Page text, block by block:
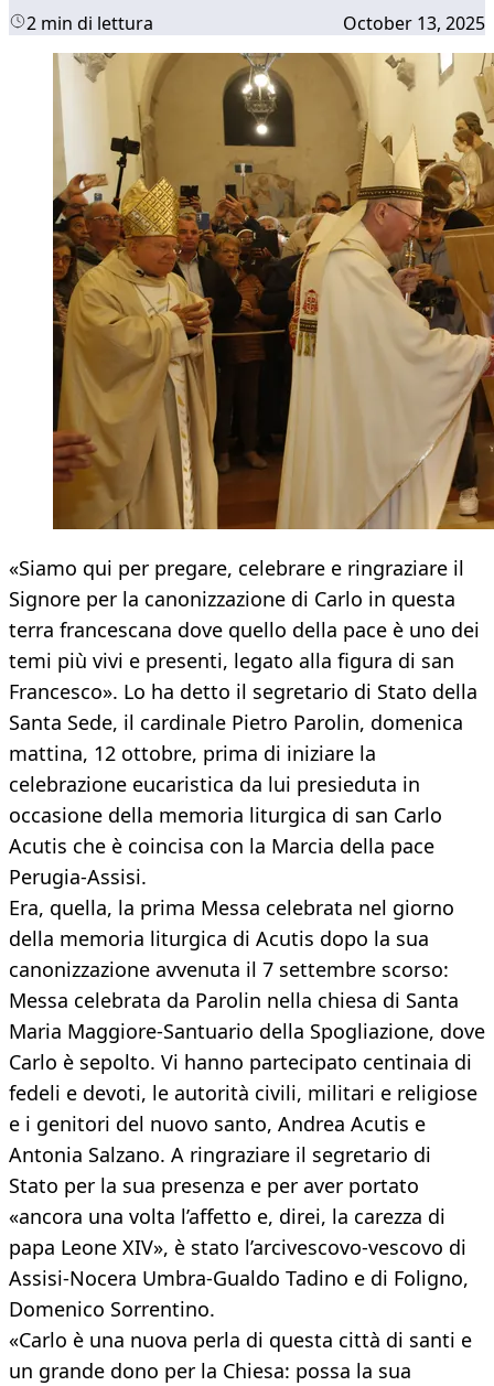
2 min di lettura October 13, 2025
«Siamo qui per pregare, celebrare e ringraziare il
Signore per la canonizzazione di Carlo in questa
terra francescana dove quello della pace è uno dei
temi più vivi e presenti, legato alla figura di san
Francesco». Lo ha detto il segretario di Stato della
Santa Sede, il cardinale Pietro Parolin, domenica
mattina, 12 ottobre, prima di iniziare la
celebrazione eucaristica da lui presieduta in
occasione della memoria liturgica di san Carlo
Acutis che è coincisa con la Marcia della pace
Perugia-Assisi.
Era, quella, la prima Messa celebrata nel giorno
della memoria liturgica di Acutis dopo la sua
canonizzazione avvenuta il 7 settembre scorso:
Messa celebrata da Parolin nella chiesa di Santa
Maria Maggiore-Santuario della Spogliazione, dove
Carlo è sepolto. Vi hanno partecipato centinaia di
fedeli e devoti, le autorità civili, militari e religiose
e i genitori del nuovo santo, Andrea Acutis e
Antonia Salzano. A ringraziare il segretario di
Stato per la sua presenza e per aver portato
«ancora una volta l’affetto e, direi, la carezza di
papa Leone XIV», è stato l’arcivescovo-vescovo di
Assisi-Nocera Umbra-Gualdo Tadino e di Foligno,
Domenico Sorrentino.
«Carlo è una nuova perla di questa città di santi e
un grande dono per la Chiesa: possa la sua